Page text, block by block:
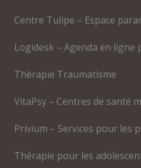
Centre Tulipe – Espace
Logidesk – Agenda en ligne
Thérapie Traumatisme
VitaPsy – Centres de santé
Privium – Services pour les
Thérapie pour les